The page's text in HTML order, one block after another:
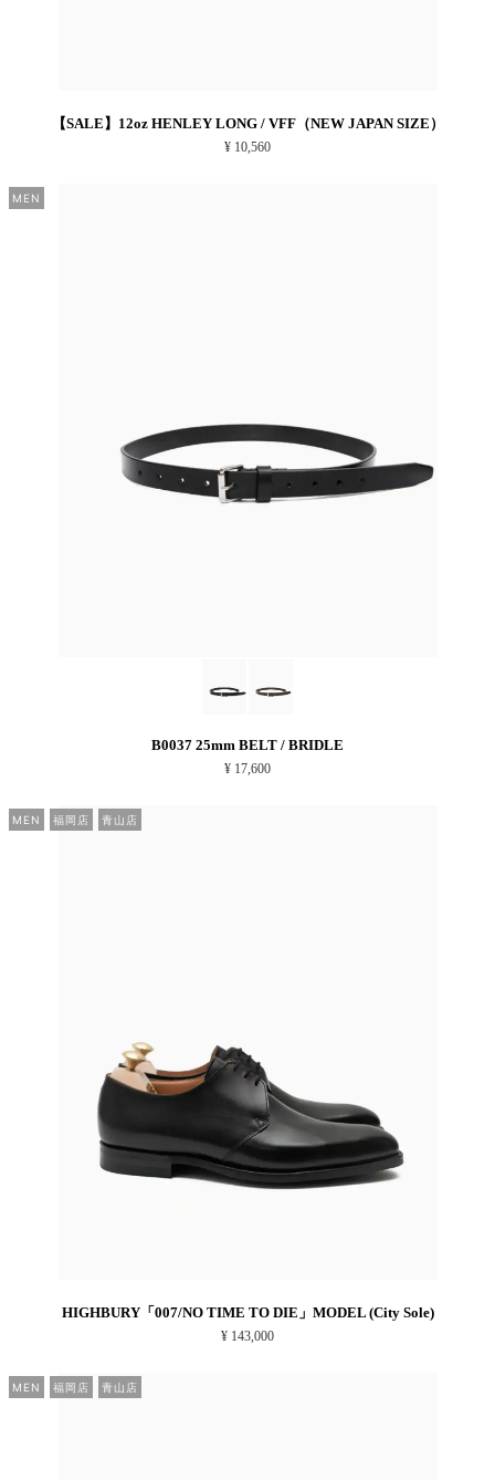
【SALE】12oz HENLEY LONG / VFF（NEW JAPAN SIZE）
¥ 10,560
MEN
B0037 25mm BELT / BRIDLE
¥ 17,600
MEN 福岡店 青山店
HIGHBURY「007/NO TIME TO DIE」MODEL (City Sole)
¥ 143,000
MEN 福岡店 青山店